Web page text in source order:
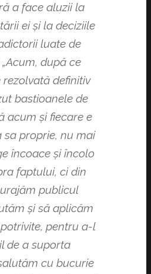
a face aluzii la
ei şi la deciziile
luate de
după ce
rezolvată definitiv
bastioanele de
acum şi fiecare e
sa proprie, nu mai
încoace şi încolo
faptului, ci din
publicul
şi să aplicăm
pentru a-l
de a suporta
cu bucurie